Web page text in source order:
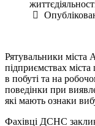
Рятувальники міста
підприємствах
в побуті та на
поведінки при
які мають ознаки
Фахівці ДСНС